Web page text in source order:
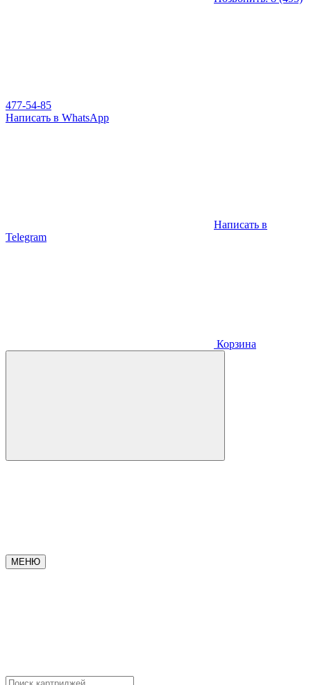
477-54-85
Написать в WhatsApp
Написать в
Telegram
Корзина
МЕНЮ